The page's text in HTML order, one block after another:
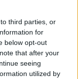
third parties, or
for
below opt-out
that after your
seeing
utilized by